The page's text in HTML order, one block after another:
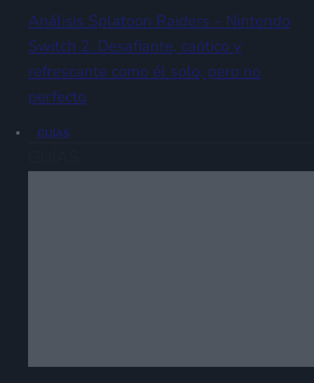
Análisis Splatoon Raiders – Nintendo
Switch 2. Desafiante, caótico y
refrescante como él solo, pero no
perfecto
GUÍAS